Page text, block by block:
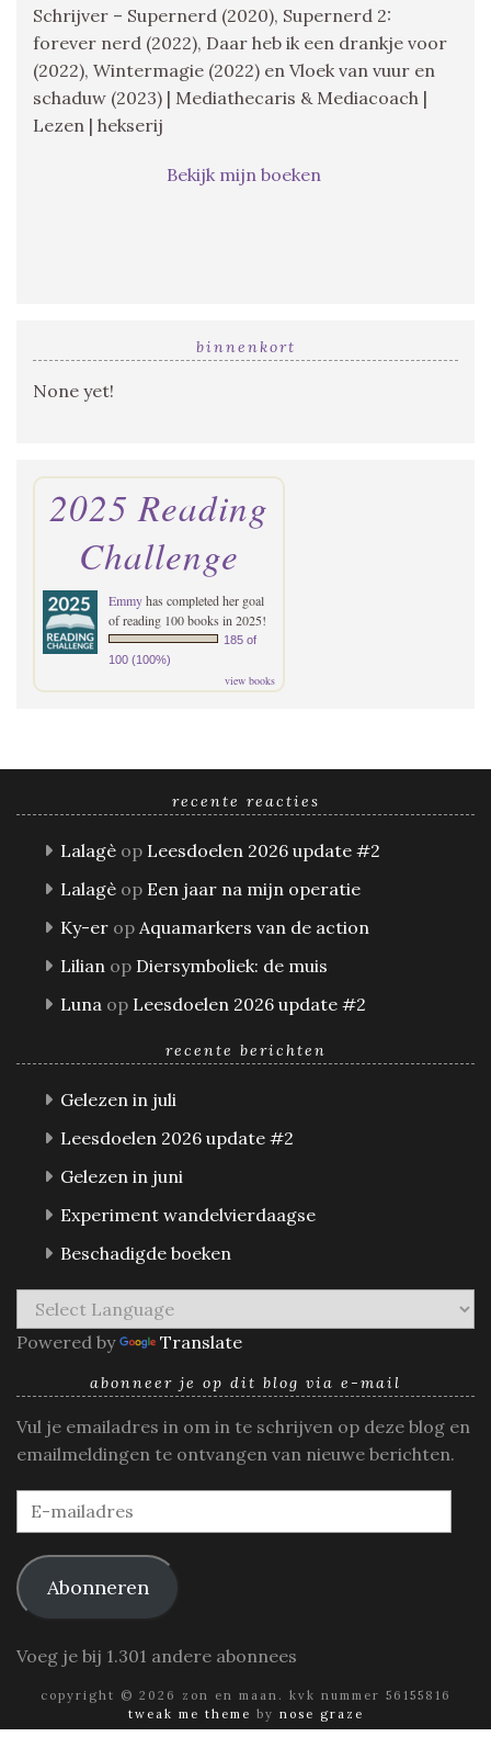
Schrijver – Supernerd (2020), Supernerd 2:
forever nerd (2022), Daar heb ik een drankje voor
(2022), Wintermagie (2022) en Vloek van vuur en
schaduw (2023) | Mediathecaris & Mediacoach |
Lezen | hekserij
Bekijk mijn boeken
binnenkort
None yet!
2025 Reading
Challenge
Emmyhas completed her goal
of reading 100 books in 2025!
185 of
100 (100%)
view books
recente reacties
Lalagè op Leesdoelen 2026 update #2
Lalagè op Een jaar na mijn operatie
Ky-er op Aquamarkers van de action
Lilian op Diersymboliek: de muis
Luna op Leesdoelen 2026 update #2
recente berichten
Gelezen in juli
Leesdoelen 2026 update #2
Gelezen in juni
Experiment wandelvierdaagse
Beschadigde boeken
Powered by Translate
abonneer je op dit blog via e-mail
Vul je emailadres in om in te schrijven op deze blog en
emailmeldingen te ontvangen van nieuwe berichten.
E-
mailadres
Abonneren
Voeg je bij 1.301 andere abonnees
copyright © 2026 zon en maan. kvk nummer 56155816
tweak me theme by nose graze